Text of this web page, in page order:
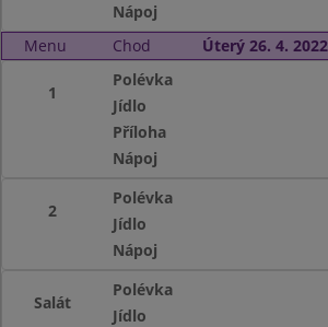
Nápoj
Menu
Chod Úterý 26. 4.
1
Polévka
Jídlo
Příloha
Nápoj
2
Polévka
Jídlo
Nápoj
Salát
Polévka
Jídlo